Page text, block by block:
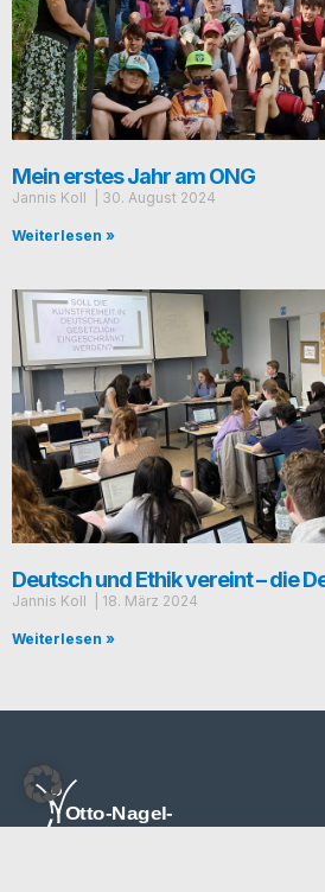
Mein erstes Jahr am ONG
Jan­nis Koll 30. August 2024
Weiterlesen »
Deutsch und Ethik vereint – die
Jan­nis Koll 18. März 2024
Weiterlesen »